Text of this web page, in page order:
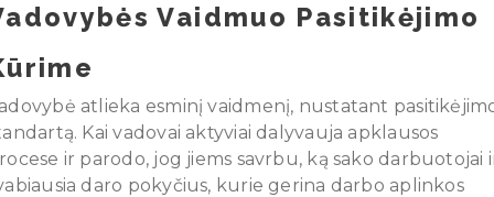
Vaidmuo Pasitikėjimo
atlieka esminį vaidmenį, nustatant
Kai vadovai aktyviai dalyvauja apklausos
ir parodo, jog jiems savrbu, ką sako darbuotojai
daro pokyčius, kurie gerina darbo aplinkos